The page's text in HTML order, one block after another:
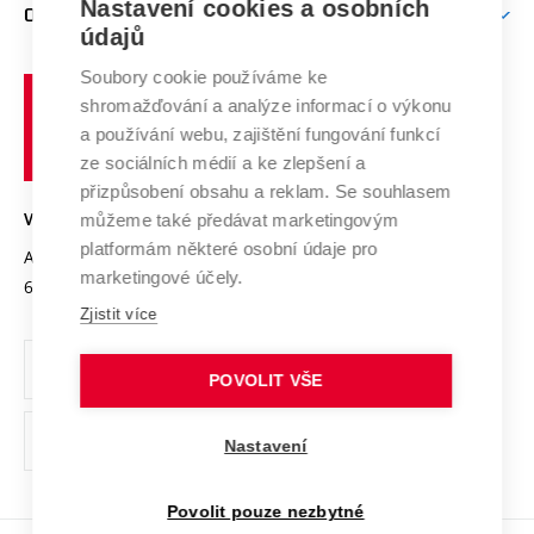
E-přihláška
Doktorské studium
Podpora podnikání
Mezinárodní vědecká rada
Systém zajišťování kvality výzkumu
Výzkumné infrastruktury
Transfer znalostí
Open Science
Projekty
Projekty ze strukturálních fondů
Specifický výzkum
Zahraniční spolupráce
Spolupráce se školami
Služby univerzity
Mezinárodní dohody
Univerzitní sítě
O UNIVERZITĚ
Profil univerzity
Udržitelná univerzita
Podnikavá univerzita / ContriBUTe
Bezpečná univerzita
Vyznamenání
Organizační struktura
Ochrana osobních údajů
odkaz)
učení
technické
VYSOKÉ UČENÍ TECHNICKÉ V BRNĚ
Antonínská 548/1
602 00 Brno
www.vut.cz
vut@vutbr.cz
Nastavení cookies a osobních
údajů
Soubory cookie používáme ke
shromažďování a analýze informací o výkonu
a používání webu, zajištění fungování funkcí
ze sociálních médií a ke zlepšení a
přizpůsobení obsahu a reklam. Se souhlasem
můžeme také předávat marketingovým
platformám některé osobní údaje pro
marketingové účely.
Zjistit více
POVOLIT VŠE
Nastavení
Povolit pouze nezbytné